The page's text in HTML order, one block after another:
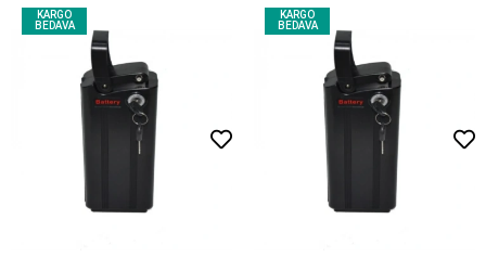
KARGO
BEDAVA
Sepete Ekle
KARGO
BEDAVA
Sepete Ekle